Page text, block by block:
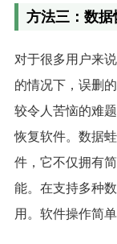
方法三：数
对于很多用户来
的情况下，误删
较令人苦恼的难
恢复软件。数据
件，它不仅拥有
能。在支持多种
用。软件操作简